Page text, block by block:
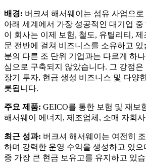
배경: 버크셔 해서웨이는 섬유 사업으
아래 세계에서 가장 성공적인 대기업
이 회사는 이제 보험, 철도, 유틸리티,
문 전반에 걸쳐 비즈니스를 소유하고
분의 다른 조 단위 기업과는 다르게 하
심으로 구축되지 않았습니다. 그 강점
장기 투자, 현금 생성 비즈니스 및 다양
롯됩니다.
주요 제품: GEICO를 통한 보험 및 재보
해서웨이 에너지, 제조업체, 소매 자회
최근 성과: 버크셔 해서웨이는 여전히
하며 강력한 운영 수익을 생성하고 있으
중 가장 큰 현금 보유고를 유지하고 있